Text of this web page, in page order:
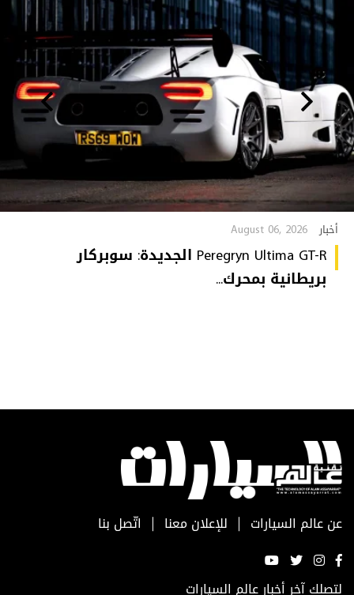
أخبار August 06, 2026
Peregryn Ultima GT-R الجديدة: سوبركار
بريطانية بمحرك...
عن عالم السيارات للإعلان معنا اتّصل بنا
لتصلك آخر أخبار عالم السيارات